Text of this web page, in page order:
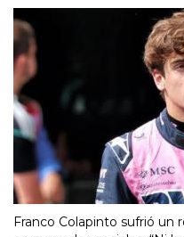
Franco Colapinto sufrió un